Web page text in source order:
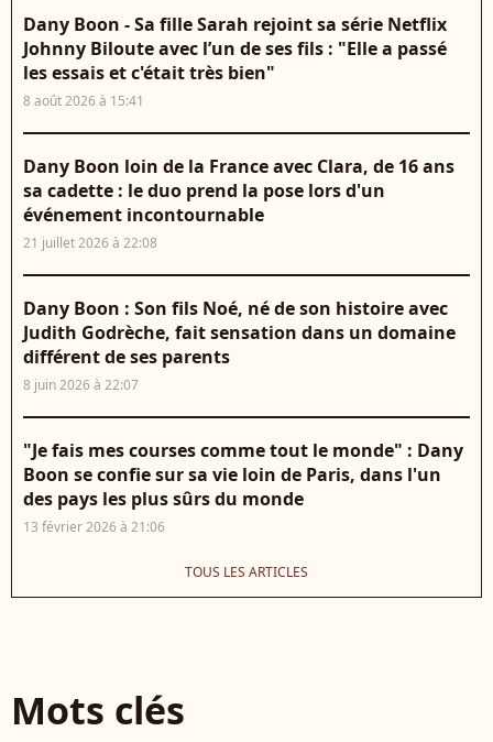
Dany Boon - Sa fille Sarah rejoint sa série Netflix
Johnny Biloute avec l’un de ses fils : "Elle a passé
les essais et c'était très bien"
8 août 2026 à 15:41
Dany Boon loin de la France avec Clara, de 16 ans
sa cadette : le duo prend la pose lors d'un
événement incontournable
21 juillet 2026 à 22:08
Dany Boon : Son fils Noé, né de son histoire avec
Judith Godrèche, fait sensation dans un domaine
différent de ses parents
8 juin 2026 à 22:07
"Je fais mes courses comme tout le monde" : Dany
Boon se confie sur sa vie loin de Paris, dans l'un
des pays les plus sûrs du monde
13 février 2026 à 21:06
TOUS LES ARTICLES
Mots clés